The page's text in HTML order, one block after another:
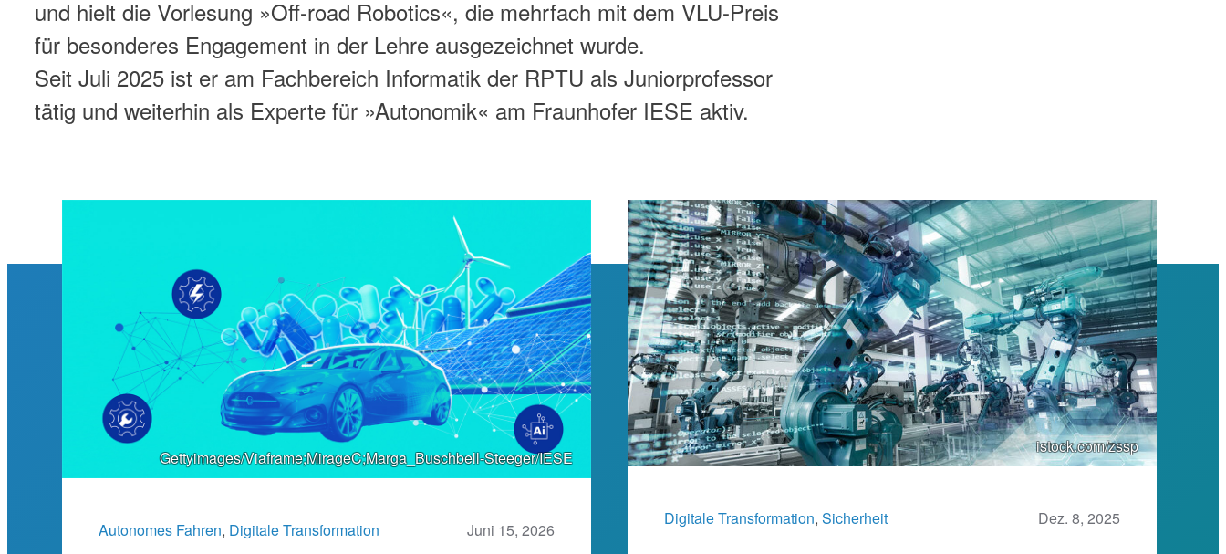
und hielt die Vorlesung »Off-road Robotics«, die mehrfach mit dem VLU-Preis
für besonderes Engagement in der Lehre ausgezeichnet wurde.
Seit Juli 2025 ist er am Fachbereich Informatik der RPTU als Juniorprofessor
tätig und weiterhin als Experte für »Autonomik« am Fraunhofer IESE aktiv.
Gettyimages/Viaframe;MirageC;Marga_Buschbell-Steeger/IESE
Autonomes Fahren, Digitale Transformation Juni 15, 2026
istock.com/zssp
Digitale Transformation, Sicherheit Dez. 8, 2025